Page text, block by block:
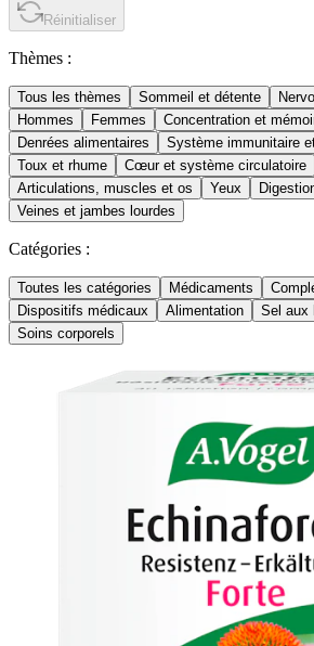
Réinitialiser
Thèmes :
Tous les thèmes Sommeil et détente
Hommes
Femmes
Concentration et
Denrées alimentaires
Système immunitaire
Toux et rhume
Cœur et système circulatoire
Articulations, muscles et os
Yeux
Veines et jambes lourdes
Catégories :
Toutes les catégories Médicaments
Dispositifs médicaux
Alimentation
Sel aux
Soins corporels